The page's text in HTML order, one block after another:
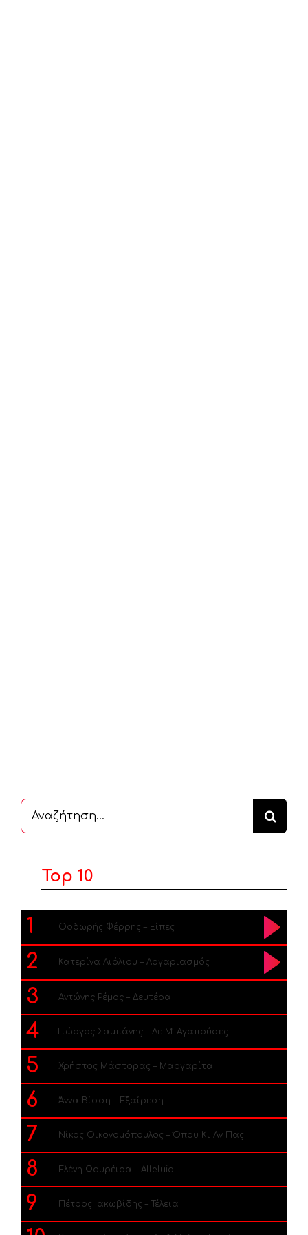
Αναζήτηση
...
Top 10
1 Θοδωρής Φέρρης – Είπες
2 Κατερίνα Λιόλιου – Λογαριασμός
3 Αντώνης Ρέμος – Δευτέρα
4 Γιώργος Σαμπάνης – Δε Μ’ Αγαπούσες
5 Χρήστος Μάστορας – Μαργαρίτα
6 Άννα Βίσση – Εξαίρεση
7 Νίκος Οικονομόπουλος – Όπου Κι Αν Πας
8 Ελένη Φουρέιρα – Alleluia
9 Πέτρος Ιακωβίδης – Τέλεια